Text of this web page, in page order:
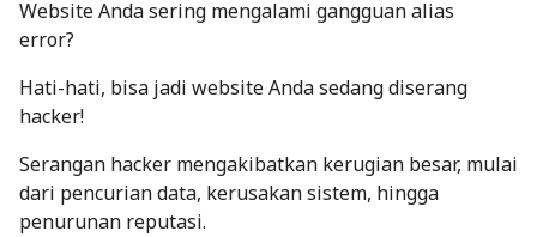
Website Anda sering mengalami gangguan alias
error?
Hati-hati, bisa jadi website Anda sedang diserang
hacker!
Serangan hacker mengakibatkan kerugian besar, mulai
dari pencurian data, kerusakan sistem, hingga
penurunan reputasi.